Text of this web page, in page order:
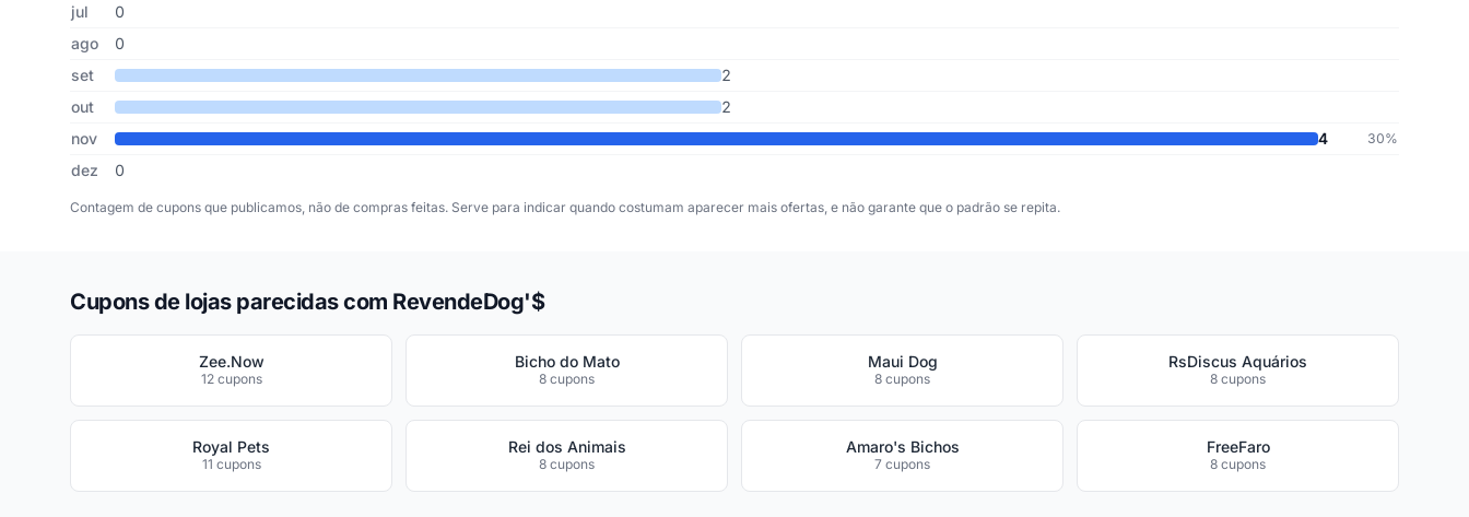
jul
0
ago
0
set
2
out
2
nov
4 30%
dez 0
Contagem de cupons que publicamos, não de compras feitas. Serve para indicar quando costumam aparecer mais ofertas, e não garante que o padrão se repita.
Cupons de lojas parecidas com RevendeDog'$
Zee.Now
12 cupons
Bicho do Mato
8 cupons
Maui Dog
8 cupons
RsDiscus Aquários
8 cupons
Royal Pets
11 cupons
Rei dos Animais
8 cupons
Amaro's Bichos
7 cupons
FreeFaro
8 cupons